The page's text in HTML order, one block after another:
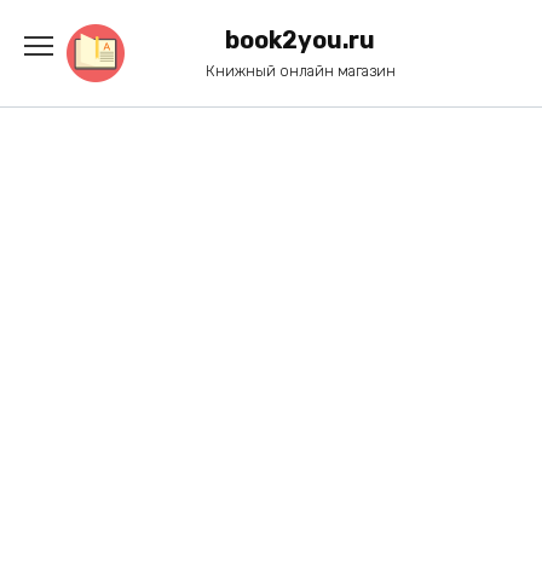
содержанию
book2you.ru
Книжный онлайн магазин